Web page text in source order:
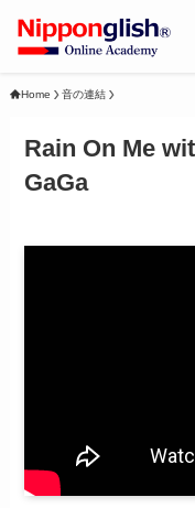
Home 音の連結
Rain On Me
GaGa